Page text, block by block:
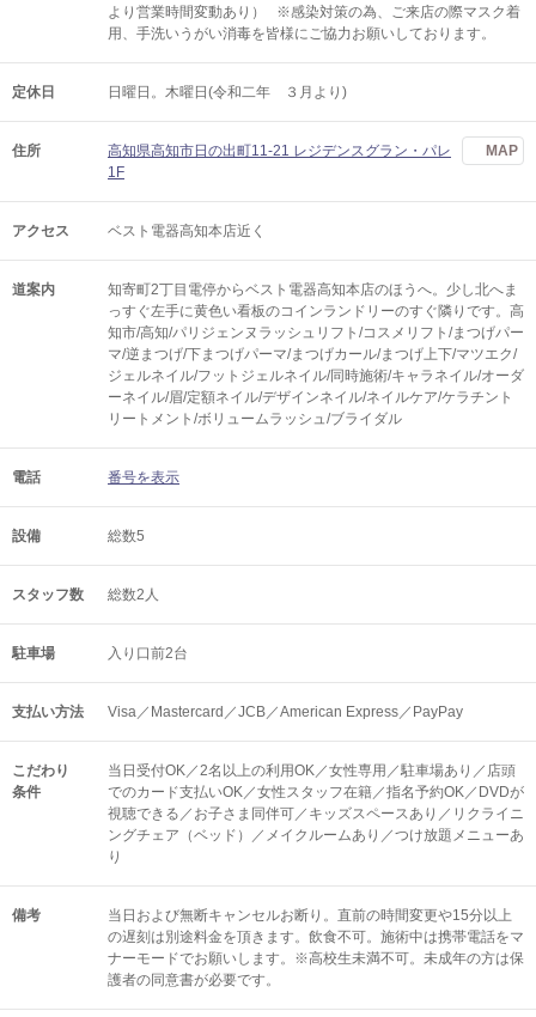
より営業時間変動あり） ※感染対策の為、ご来店の際マスク着
用、手洗いうがい消毒を皆様にご協力お願いしております。
定休日 日曜日。木曜日(令和二年 ３月より)
住所
高知県高知市日の出町11-21 レジデンスグラン・パレ
1F
MAP
アクセス ベスト電器高知本店近く
道案内
知寄町2丁目電停からベスト電器高知本店のほうへ。少し北へま
っすぐ左手に黄色い看板のコインランドリーのすぐ隣りです。高
知市/高知/パリジェンヌラッシュリフト/コスメリフト/まつげパー
マ/逆まつげ/下まつげパーマ/まつげカール/まつげ上下/マツエク/
ジェルネイル/フットジェルネイル/同時施術/キャラネイル/オーダ
ーネイル/眉/定額ネイル/デザインネイル/ネイルケア/ケラチント
リートメント/ボリュームラッシュ/ブライダル
電話 番号を表示
設備 総数5
スタッフ数 総数2人
駐車場 入り口前2台
支払い方法 Visa／Mastercard／JCB／American Express／PayPay
こだわり
条件
当日受付OK／2名以上の利用OK／女性専用／駐車場あり／店頭
でのカード支払いOK／女性スタッフ在籍／指名予約OK／DVDが
視聴できる／お子さま同伴可／キッズスペースあり／リクライニ
ングチェア（ベッド）／メイクルームあり／つけ放題メニューあ
り
備考
当日および無断キャンセルお断り。直前の時間変更や15分以上
の遅刻は別途料金を頂きます。飲食不可。施術中は携帯電話をマ
ナーモードでお願いします。※高校生未満不可。未成年の方は保
護者の同意書が必要です。